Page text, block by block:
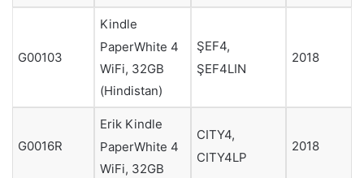
G00103
Kindle
PaperWhite 4
WiFi, 32GB
(Hindistan)
ŞEF4,
ŞEF4LIN
2018
G0016R
Erik Kindle
PaperWhite 4
WiFi, 32GB
CITY4,
CITY4LP
2018